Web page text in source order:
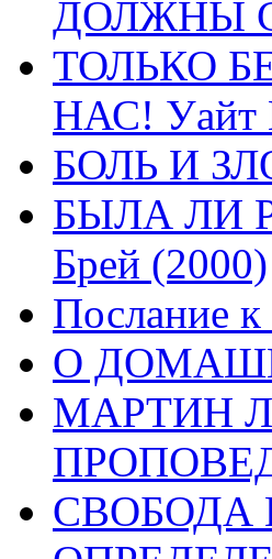
ДОЛЖНЫ
ТОЛЬКО
НАС! Уайт
БОЛЬ И
БЫЛА ЛИ
Брей (2000)
Послание
О
МАРТИН
СВОБОДА